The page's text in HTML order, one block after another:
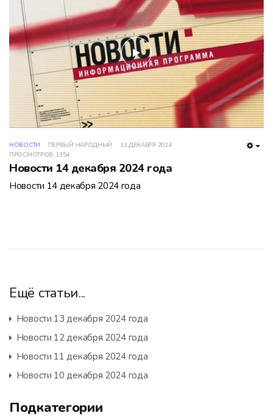
play
НОВОСТИ ПЕРВЫЙ НАРОДНЫЙ
13 ДЕКАБРЯ 2024
ПРОСМОТРОВ: 1354
Новости 14 декабря 2024 года
Новости 14 декабря 2024 года
Ещё статьи...
Новости 13 декабря 2024 года
Новости 12 декабря 2024 года
Новости 11 декабря 2024 года
Новости 10 декабря 2024 года
Подкатегории